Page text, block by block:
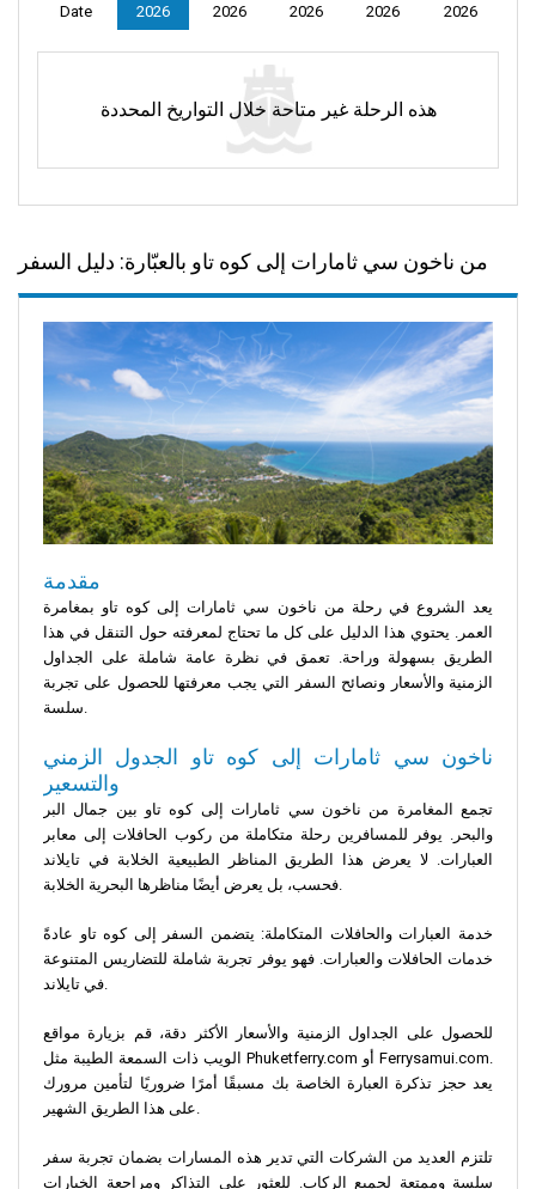
Date
2026
2026
2026
2026
2026
هذه الرحلة غير متاحة خلال التواريخ المحددة
من ناخون سي ثامارات إلى كوه تاو بالعبّارة: دليل السفر
مقدمة
يعد الشروع في رحلة من ناخون سي ثامارات إلى كوه تاو بمغامرة
العمر. يحتوي هذا الدليل على كل ما تحتاج لمعرفته حول التنقل في هذا
الطريق بسهولة وراحة. تعمق في نظرة عامة شاملة على الجداول
الزمنية والأسعار ونصائح السفر التي يجب معرفتها للحصول على تجربة
ناخون سي ثامارات إلى كوه تاو الجدول الزمني
والتسعير
تجمع المغامرة من ناخون سي ثامارات إلى كوه تاو بين جمال البر
والبحر. يوفر للمسافرين رحلة متكاملة من ركوب الحافلات إلى معابر
العبارات. لا يعرض هذا الطريق المناظر الطبيعية الخلابة في تايلاند
خدمة العبارات والحافلات المتكاملة: يتضمن السفر إلى كوه تاو عادةً
خدمات الحافلات والعبارات. فهو يوفر تجربة شاملة للتضاريس المتنوعة
للحصول على الجداول الزمنية والأسعار الأكثر دقة، قم بزيارة مواقع
الويب ذات السمعة الطيبة مثل Phuketferry.com أو Ferrysamui.com.
يعد حجز تذكرة العبارة الخاصة بك مسبقًا أمرًا ضروريًا لتأمين مرورك
تلتزم العديد من الشركات التي تدير هذه المسارات بضمان تجربة سفر
سلسة وممتعة لجميع الركاب. للعثور على التذاكر ومراجعة الخيارات